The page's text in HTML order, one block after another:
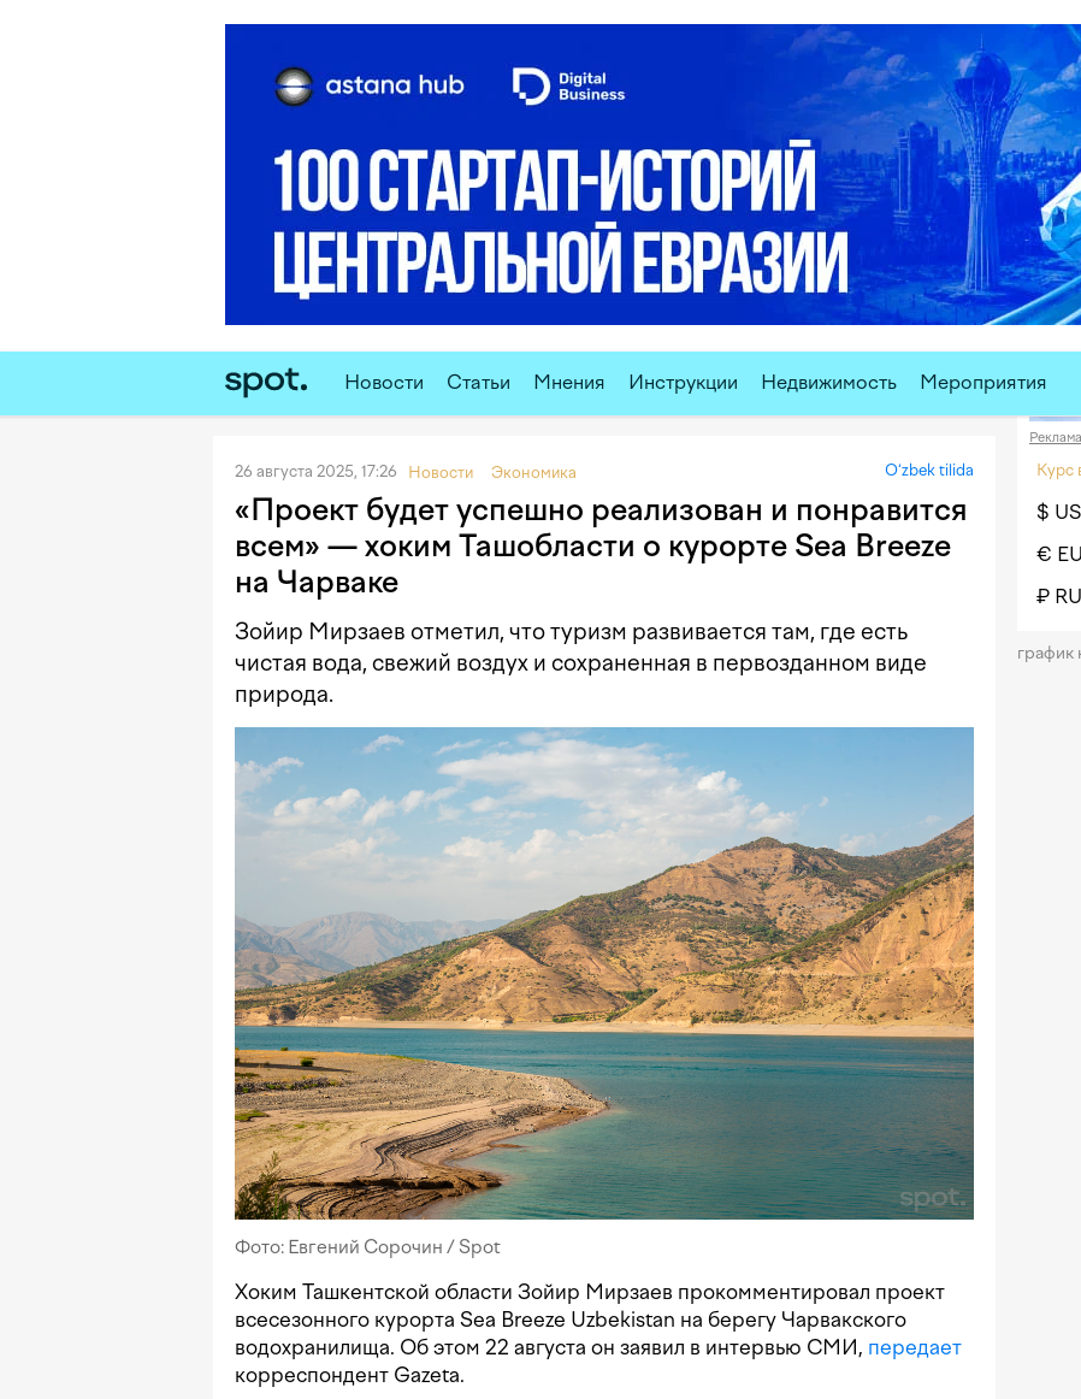
Новости Статьи Мнения Инструкции Недвижимость Мероприятия
26 августа 2025, 17:26 Новости Экономика O‘zbek tilida
«Проект будет успешно реализован и понравится
всем» — хоким Ташобласти о курорте Sea Breeze
на Чарваке
Зойир Мирзаев отметил, что туризм развивается там, где есть
чистая вода, свежий воздух и сохраненная в первозданном виде
природа.
Фото: Евгений Сорочин / Spot
Хоким Ташкентской области Зойир Мирзаев прокомментировал проект
всесезонного курорта Sea Breeze Uzbekistan на берегу Чарвакского
водохранилища. Об этом 22 августа он заявил в интервью СМИ, передает
корреспондент Gazeta.
Курс
$
€
₽
график
Реклама